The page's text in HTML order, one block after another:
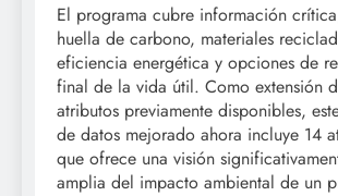
El programa cubre información
huella de carbono, materiales
eficiencia energética y opciones de
final de la vida útil. Como extensión
atributos previamente disponibles,
de datos mejorado ahora incluye 14
que ofrece una visión
amplia del impacto ambiental de un